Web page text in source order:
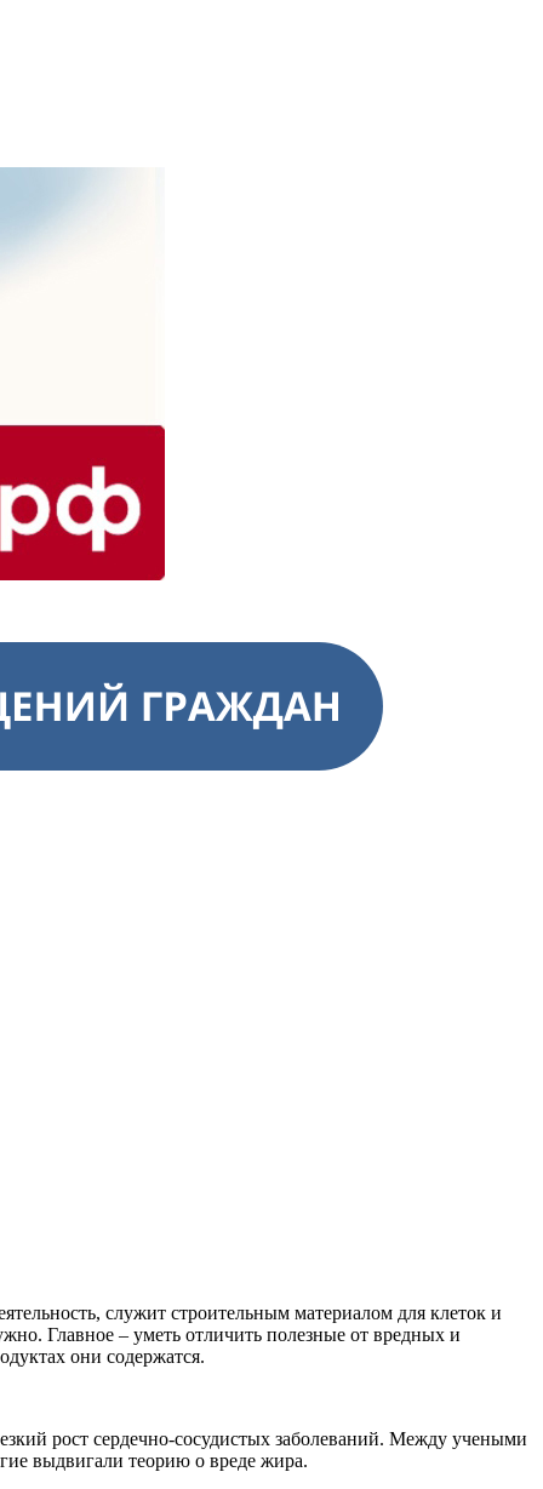
служит строительным материалом для клеток и
Главное – уметь отличить полезные от вредных и
они содержатся.
рост сердечно-сосудистых заболеваний. Между учеными
выдвигали теорию о вреде жира.